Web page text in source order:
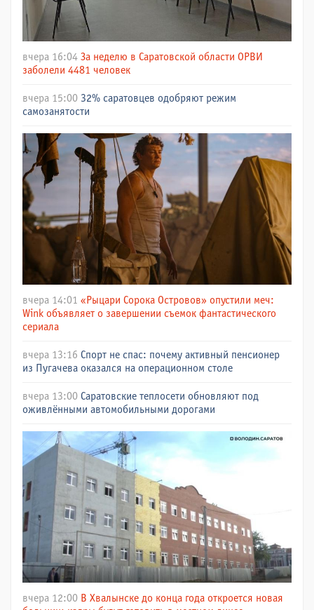
вчера 16:04 За неделю в Саратовской области ОРВИ
заболели 4481 человек
вчера 15:00 32% саратовцев одобряют режим
самозанятости
вчера 14:01 «Рыцари Сорока Островов» опустили меч:
Wink объявляет о завершении съемок фантастического
сериала
вчера 13:16 Спорт не спас: почему активный пенсионер
из Пугачева оказался на операционном столе
вчера 13:00 Саратовские теплосети обновляют под
оживлёнными автомобильными дорогами
вчера 12:00 В Хвалынске до конца года откроется новая